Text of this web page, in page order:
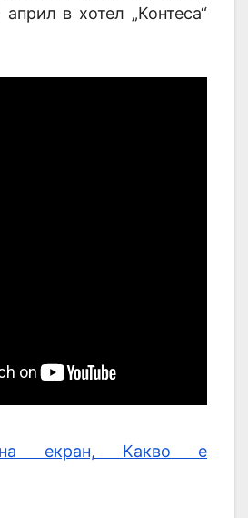
в хотел „Контеса“
на екран, Какво е